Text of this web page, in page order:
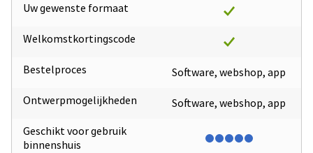
Uw gewenste formaat
Welkomstkortingscode
Bestelproces
Ontwerpmogelijkheden
Geschikt voor gebruik
binnenshuis
Software, webshop, app
Software, webshop, app